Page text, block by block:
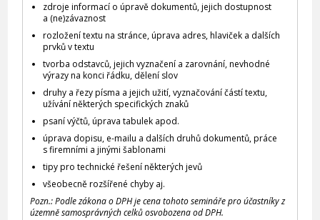
zdroje informací o úpravě dokumentů, jejich dostupnost
a (ne)závaznost
rozložení textu na stránce, úprava adres, hlaviček a dalších
prvků v textu
tvorba odstavců, jejich vyznačení a zarovnání, nevhodné
výrazy na konci řádku, dělení slov
druhy a řezy písma a jejich užití, vyznačování částí textu,
užívání některých specifických znaků
psaní výčtů, úprava tabulek apod.
úprava dopisu, e-mailu a dalších druhů dokumentů, práce
s firemními a jinými šablonami
tipy pro technické řešení některých jevů
všeobecně rozšířené chyby aj.
Pozn.: Podle zákona o DPH je cena tohoto semináře pro účastníky z
územně samosprávných celků osvobozena od DPH.